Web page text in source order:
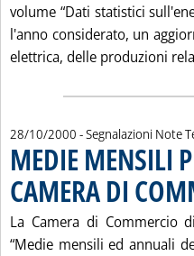
volume “Dati statistici
l'anno considerato, un
elettrica, delle produzioni
28/10/2000 - Segnalazioni Note
MEDIE MENSILI
CAMERA DI
La Camera di Commercio
“Medie mensili ed annuali